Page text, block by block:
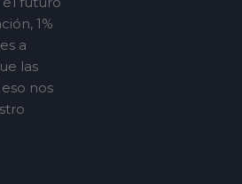
1%
a
las
nos